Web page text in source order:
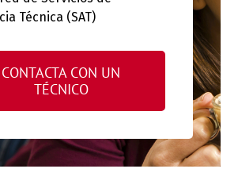
Técnica (SAT)
CONTACTA CON UN
TÉCNICO